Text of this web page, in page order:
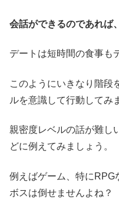
会話ができるのであれば
デートは短時間の食事も
このようにいきなり階段
ルを意識して行動してみ
親密度レベルの話が難し
どに例えてみましょう。
例えばゲーム、特にRPG
ボスは倒せませんよね？